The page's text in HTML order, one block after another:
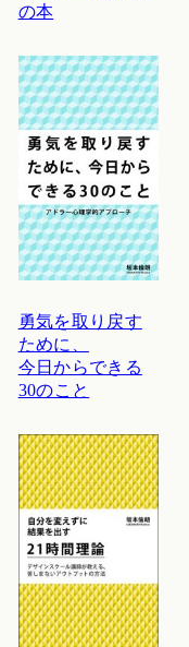
の本
勇気を取り戻す
ために、
今日からできる
30のこと